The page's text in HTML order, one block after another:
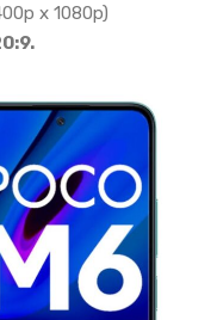
x 1080p)